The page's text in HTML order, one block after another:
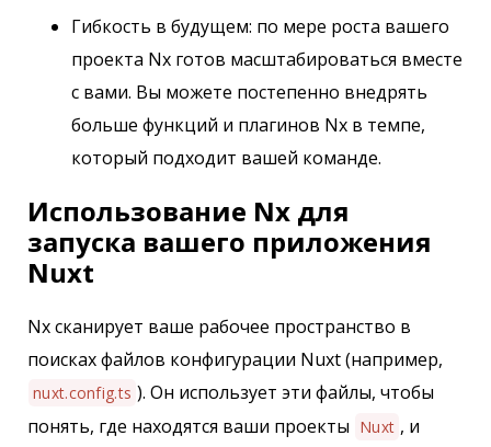
Гибкость в будущем: по мере роста вашего
проекта Nx готов масштабироваться вместе
с вами. Вы можете постепенно внедрять
больше функций и плагинов Nx в темпе,
который подходит вашей команде.
Использование Nx для
запуска вашего приложения
Nuxt
Nx сканирует ваше рабочее пространство в
поисках файлов конфигурации Nuxt (например,
nuxt.config.ts ). Он использует эти файлы, чтобы
понять, где находятся ваши проекты Nuxt , и